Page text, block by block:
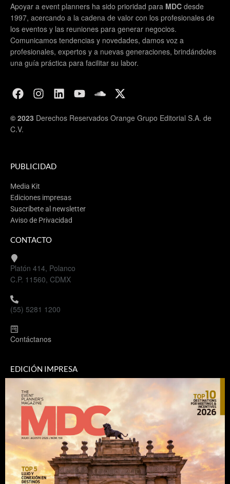
Apoyar a event planners ha sido prioridad para MDC desde
1997, acercando a la cadena de valor con los profesionales de
los eventos y las reuniones para generar negocios.
Comunicamos tendencias y novedades, damos voz a
profesionales, expertos y a nuevas generaciones, brindándoles
una guía práctica para facilitar su labor.
© 2023 Derechos Reservados Orange Grupo Editorial S.A. de
C.V.
PUBLICIDAD
Media Kit
Ediciones impresas
Suscríbete al newsletter
Aviso de Privacidad
CONTACTO
Platón 414, Polanco
C.P. 11560, CDMX
(55) 5281 1200
Contáctanos
EDICIÓN IMPRESA